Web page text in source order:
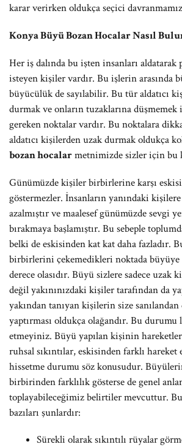
karar verirken oldukça seçici
Konya Büyü Bozan Hocalar Nasıl
Her iş dalında bu işten insanları aldatarak
isteyen kişiler vardır. Bu işlerin arasında
büyücülük de sayılabilir. Bu tür aldatıcı
durmak ve onların tuzaklarına
gereken noktalar vardır. Bu noktalara
aldatıcı kişilerden uzak durmak oldukça
bozan hocalarmetnimizde sizler için bu
Günümüzde kişiler birbirlerine karşı
göstermezler. İnsanların yanındaki
azalmıştır ve maalesef günümüzde sevgi
bırakmaya başlamıştır. Bu sebeple
belki de eskisinden kat kat daha fazladır.
birbirlerini çekemedikleri noktada büyüye
derece olasıdır. Büyü sizlere sadece uzak
değil yakınınızdaki kişiler tarafından da
yakından tanıyan kişilerin size
yaptırması oldukça olağandır. Bu durumu
etmeyiniz. Büyü yapılan kişinin
ruhsal sıkıntılar, eskisinden farklı hareket
hissetme durumu söz konusudur.
birbirinden farklılık gösterse de genel
toplayabileceğimiz belirtiler mevcuttur.
bazıları şunlardır:
Sürekli olarak sıkıntılı rüyalar